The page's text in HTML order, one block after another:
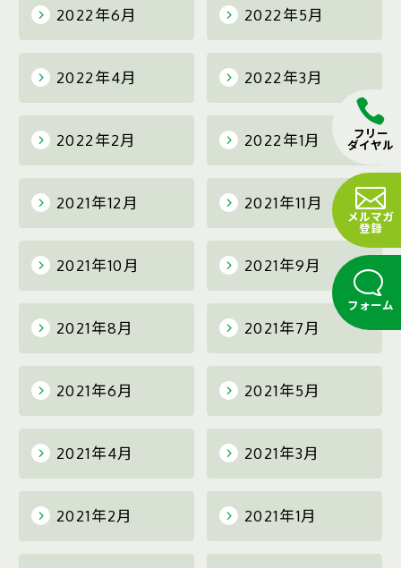
フリー
ダイヤル
メルマガ
登録
フォーム
2022年6月 2022年5月
2022年4月 2022年3月
2022年2月 2022年1月
2021年12月 2021年11月
2021年10月 2021年9月
2021年8月 2021年7月
2021年6月 2021年5月
2021年4月 2021年3月
2021年2月 2021年1月